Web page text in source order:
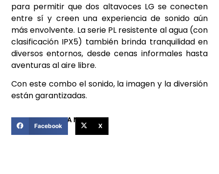
para permitir que dos altavoces LG se conecten
entre sí y creen una experiencia de sonido aún
más envolvente. La serie PL resistente al agua (con
clasificación IPX5) también brinda tranquilidad en
diversos entornos, desde cenas informales hasta
aventuras al aire libre.
Con este combo el sonido, la imagen y la diversión
están garantizadas.
COMPARTIR ESTA NOTICIA
Facebook X